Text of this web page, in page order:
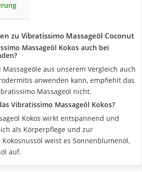
zu Vibratissimo Massageöl Coconut
Massageöl Kokos auch bei
aus unserem Vergleich auch
anwenden kann, empfiehlt das
Massageöl nicht.
Vibratissimo Massageöl Kokos?
Kokos wirkt entspannend und
als Körperpflege und zur
weist es Sonnenblumenöl,
auf.